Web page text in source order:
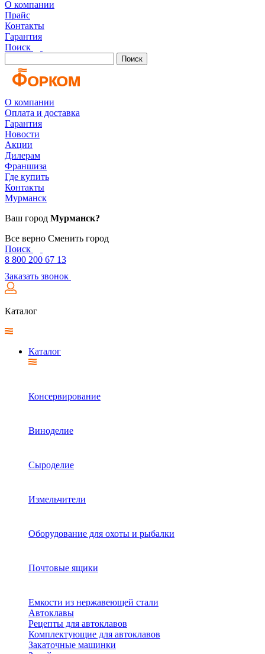
О компании
Прайс
Контакты
Гарантия
Поиск
Поиск
О компании
Оплата и доставка
Гарантия
Новости
Акции
Дилерам
Франшиза
Где купить
Контакты
Мурманск
Ваш город Мурманск?
Все верно Сменить город
Поиск
8 800 200 67 13
Заказать звонок
Каталог
Каталог
Консервирование
Виноделие
Сыроделие
Измельчители
Оборудование для охоты и рыбалки
Почтовые ящики
Емкости из нержавеющей стали
Автоклавы
Рецепты для автоклавов
Комплектующие для автоклавов
Закаточные машинки